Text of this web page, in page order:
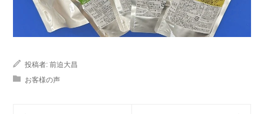
投稿者: 前迫大昌
お客様の声